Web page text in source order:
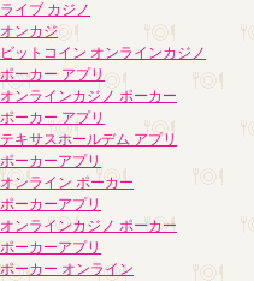
ライブ カジノ
オンカジ
ビットコイン オンラインカジノ
ポーカー アプリ
オンラインカジノ ポーカー
ポーカー アプリ
テキサスホールデム アプリ
ポーカーアプリ
オンライン ポーカー
ポーカーアプリ
オンラインカジノ ポーカー
ポーカーアプリ
ポーカー オンライン